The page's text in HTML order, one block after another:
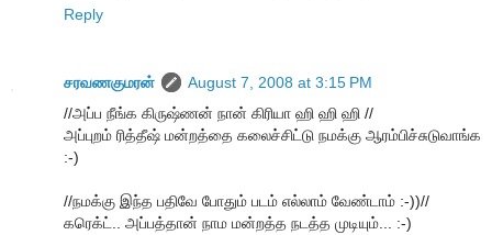
Reply
சரவணகுமரன்
August 7, 2008 at 3:15 PM
//அப்ப நீங்க கிருஷ்ணன் நான் கிரியா ஹி ஹி ஹி //
அப்புறம் ரித்தீஷ் மன்றத்தை கலைச்சிட்டு நமக்கு ஆரம்பிச்சுடுவாங்க
:-)
//நமக்கு இந்த பதிவே போதும் படம் எல்லாம் வேண்டாம் :-))//
கரெக்ட்.. அப்பத்தான் நாம மன்றத்த நடத்த முடியும்... :-)